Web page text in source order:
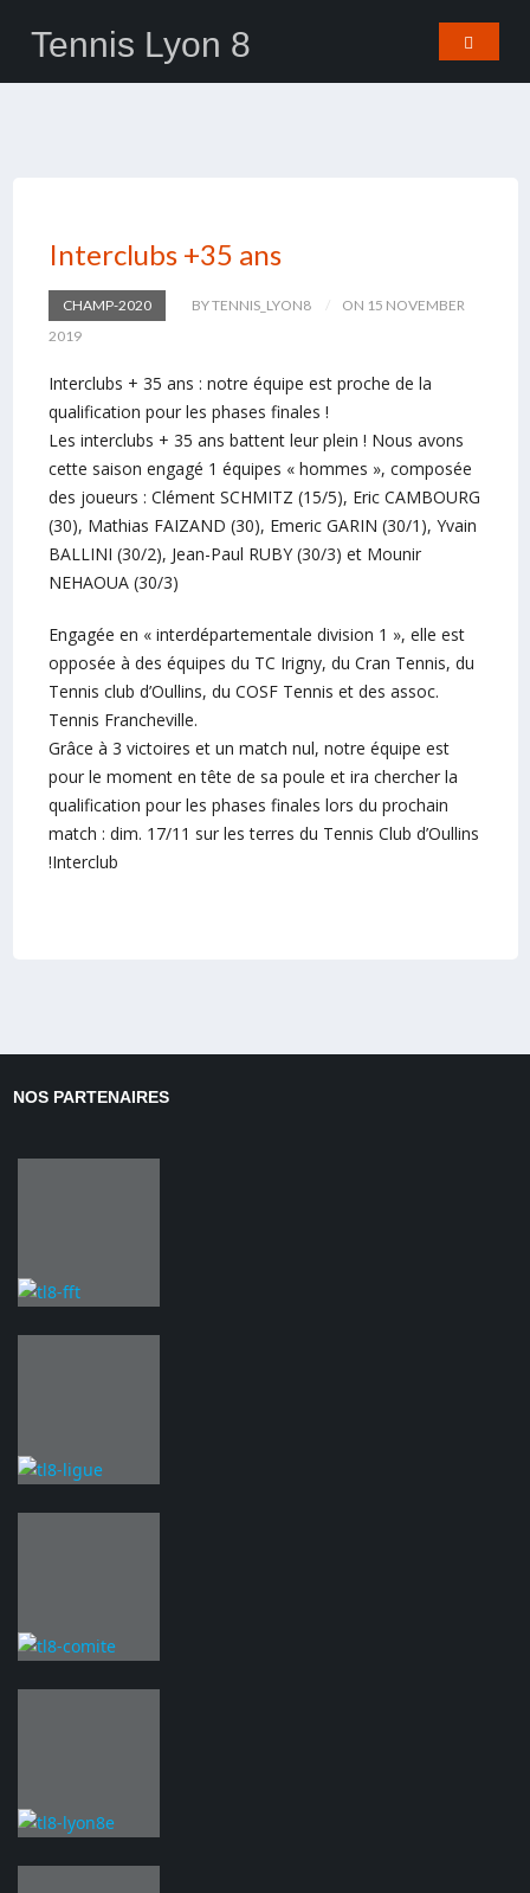
Tennis Lyon 8
Interclubs +35 ans
CHAMP-2020 BY TENNIS_LYON8
ON 15 NOVEMBER
2019
Interclubs + 35 ans : notre équipe est proche de la
qualification pour les phases finales !
Les interclubs + 35 ans battent leur plein ! Nous avons
cette saison engagé 1 équipes « hommes », composée
des joueurs : Clément SCHMITZ (15/5), Eric CAMBOURG
(30), Mathias FAIZAND (30), Emeric GARIN (30/1), Yvain
BALLINI (30/2), Jean-Paul RUBY (30/3) et Mounir
NEHAOUA (30/3)
Engagée en « interdépartementale division 1 », elle est
opposée à des équipes du TC Irigny, du Cran Tennis, du
Tennis club d’Oullins, du COSF Tennis et des assoc.
Tennis Francheville.
Grâce à 3 victoires et un match nul, notre équipe est
pour le moment en tête de sa poule et ira chercher la
qualification pour les phases finales lors du prochain
match : dim. 17/11 sur les terres du Tennis Club d’Oullins
!Interclub
NOS PARTENAIRES